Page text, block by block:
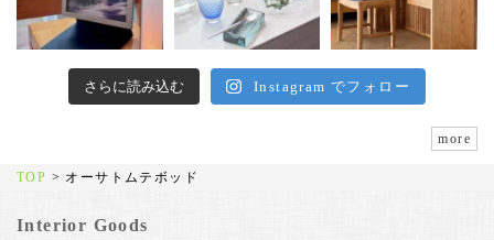
さらに読み込む Instagram でフォロー
more
TOP > オーサトムテボッド
Interior Goods